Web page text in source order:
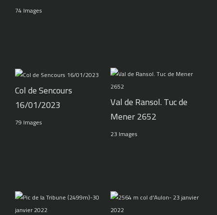
74 Images
Col de Sencours
16/01/2023
79 Images
Val de Ransol. Tuc de
Mener 2652
23 Images